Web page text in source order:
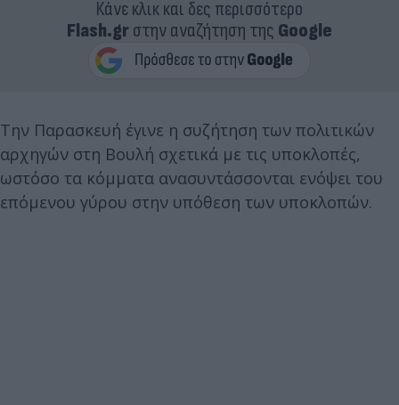
Κάνε κλικ και δες περισσότερο
Flash.grστην αναζήτηση της Google
Την Παρασκευή έγινε η συζήτηση των πολιτικών
αρχηγών στη Βουλή σχετικά με τις υποκλοπές,
ωστόσο τα κόμματα ανασυντάσσονται ενόψει του
επόμενου γύρου στην υπόθεση των υποκλοπών.